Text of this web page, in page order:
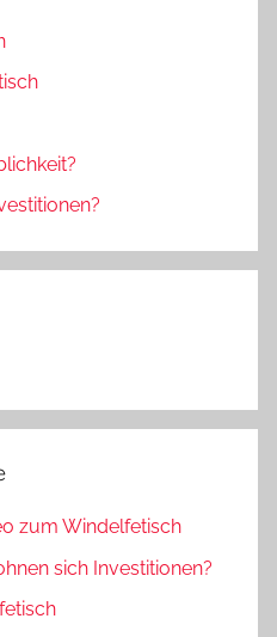
zum Windelfetisch
sich Investitionen?